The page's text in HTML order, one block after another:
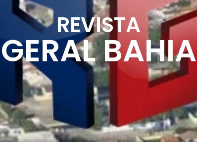
REVISTA
GERAL BAHIA